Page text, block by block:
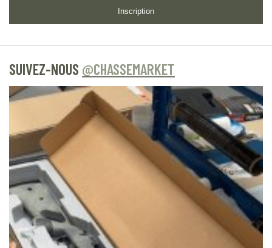
Inscription
SUIVEZ-NOUS @CHASSEMARKET